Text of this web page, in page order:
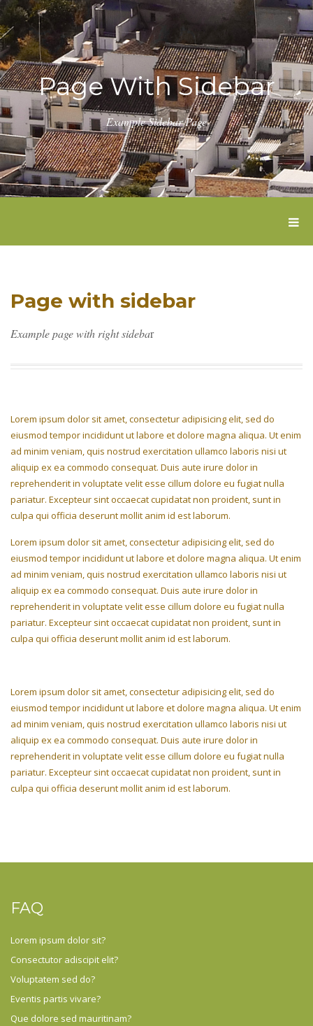
Page With Sidebar
Example Sidebar Page
G
T
Page with sidebar
Example page with right sidebar
Lorem ipsum dolor sit amet, consectetur adipisicing elit, sed do
eiusmod tempor incididunt ut labore et dolore magna aliqua. Ut enim
ad minim veniam, quis nostrud exercitation ullamco laboris nisi ut
aliquip ex ea commodo consequat. Duis aute irure dolor in
reprehenderit in voluptate velit esse cillum dolore eu fugiat nulla
pariatur. Excepteur sint occaecat cupidatat non proident, sunt in
culpa qui officia deserunt mollit anim id est laborum.
Lorem ipsum dolor sit amet, consectetur adipisicing elit, sed do
eiusmod tempor incididunt ut labore et dolore magna aliqua. Ut enim
ad minim veniam, quis nostrud exercitation ullamco laboris nisi ut
aliquip ex ea commodo consequat. Duis aute irure dolor in
reprehenderit in voluptate velit esse cillum dolore eu fugiat nulla
pariatur. Excepteur sint occaecat cupidatat non proident, sunt in
culpa qui officia deserunt mollit anim id est laborum.
Lorem ipsum dolor sit amet, consectetur adipisicing elit, sed do
eiusmod tempor incididunt ut labore et dolore magna aliqua. Ut enim
ad minim veniam, quis nostrud exercitation ullamco laboris nisi ut
aliquip ex ea commodo consequat. Duis aute irure dolor in
reprehenderit in voluptate velit esse cillum dolore eu fugiat nulla
pariatur. Excepteur sint occaecat cupidatat non proident, sunt in
culpa qui officia deserunt mollit anim id est laborum.
FAQ
Lorem ipsum dolor sit?
Consectutor adiscipit elit?
Voluptatem sed do?
Eventis partis vivare?
Que dolore sed mauritinam?